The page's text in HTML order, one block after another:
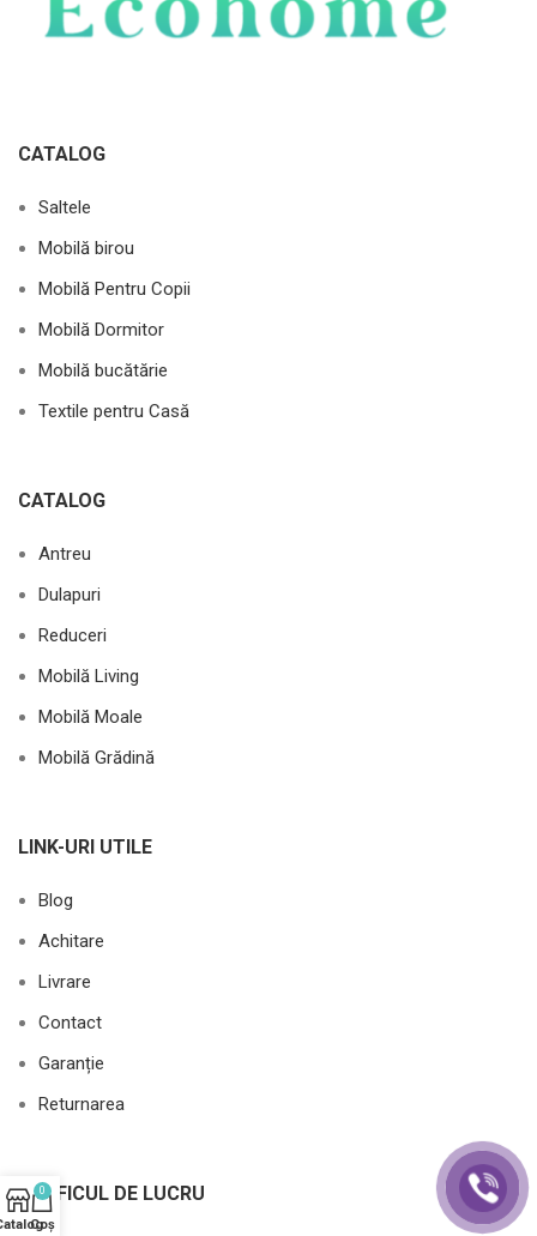
CATALOG
Saltele
Mobilă birou
Mobilă Pentru Copii
Mobilă Dormitor
Mobilă bucătărie
Textile pentru Casă
CATALOG
Antreu
Dulapuri
Reduceri
Mobilă Living
Mobilă Moale
Mobilă Grădină
LINK-URI UTILE
Blog
Achitare
Livrare
Contact
Garanție
Returnarea
GRAFICUL DE LUCRU
0
Coș